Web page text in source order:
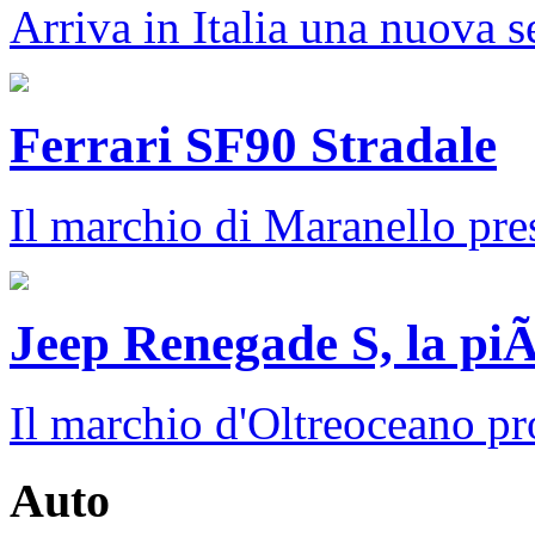
Arriva in Italia una nuova
Ferrari SF90 Stradale
Il marchio di Maranello
Jeep Renegade S, la
Il marchio d'Oltreoceano
Auto